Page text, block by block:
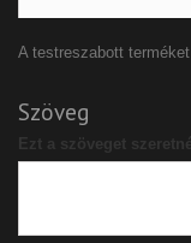
A testreszabott
Szöveg
Ezt a szöveget